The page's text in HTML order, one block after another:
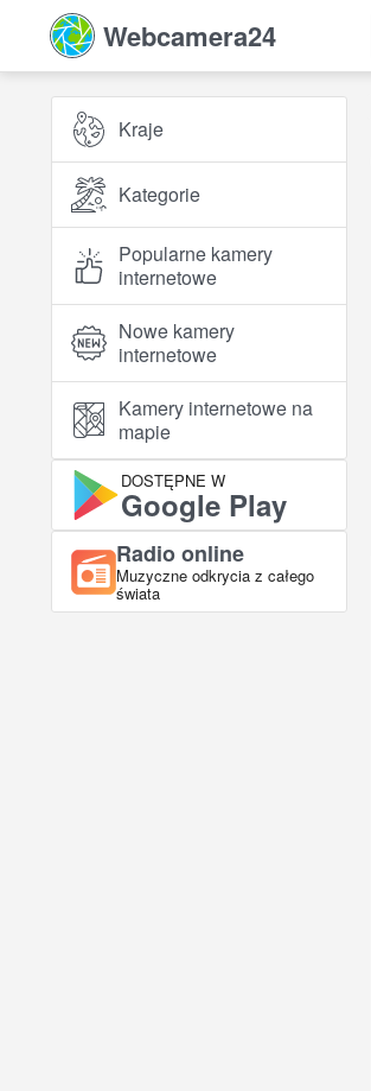
Webcamera24
Kraje
Kategorie
Popularne kamery
internetowe
Nowe kamery
internetowe
Kamery internetowe na
mapie
DOSTĘPNE W
Google Play
Radio online
Muzyczne odkrycia z całego
świata